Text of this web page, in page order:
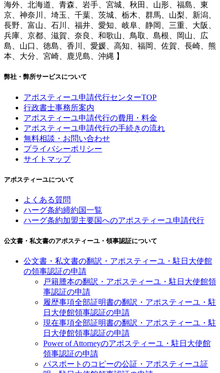
海外、北海道、青森、岩手、宮城、秋田、山形、福島、東
京、神奈川、埼玉、千葉、茨城、栃木、群馬、山梨、新潟、
長野、富山、石川、福井、愛知、岐阜、静岡、三重、大阪、
兵庫、京都、滋賀、奈良、和歌山、鳥取、島根、岡山、広
島、山口、徳島、香川、愛媛、高知、福岡、佐賀、長崎、熊
本、大分、宮崎、鹿児島、沖縄 】
弊社・弊所サービスについて
アポスティーユ申請代行センターTOP
行政書士事務所案内
アポスティーユ申請代行の費用・料金
アポスティーユ申請代行の手続きの流れ
無料相談・お問い合わせ
プライバシーポリシー
サイトマップ
アポスティーユについて
よくある質問
ハーグ条約締約国一覧
ハーグ条約加盟主要国へのアポスティーユ申請代行
公文書・私文書のアポスティーユ・領事認証について
公文書・私文書の翻訳・アポスティーユ・駐日大使館
の領事認証の申請
戸籍謄本の翻訳・アポスティーユ・駐日大使館領
事認証の申請
履歴事項全部証明書の翻訳・アポスティーユ・駐
日大使館領事認証の申請
現在事項全部証明書の翻訳・アポスティーユ・駐
日大使館領事認証の申請
Power of Attorneyのアポスティーユ・駐日大使館
領事認証の申請
パスポートのコピーの公証・アポスティーユ証